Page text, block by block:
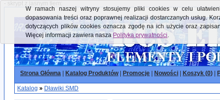
- skrypt z jasnym tłem:
Strona Główna Katalog Produktów| Promocje Nowości Koszyk (0)
Katalog » Dławiki SMD
W ramach naszej witryny stosujemy pliki cookies w celu
dopasowania treści oraz poprawnej realizacji dostarczanych usług.
dotyczących plików cookies oznacza zgodę na ich użycie oraz
Więcej informacji zawiera nasza Polityka prywatności.